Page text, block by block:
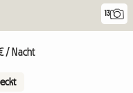
13
/ Nacht